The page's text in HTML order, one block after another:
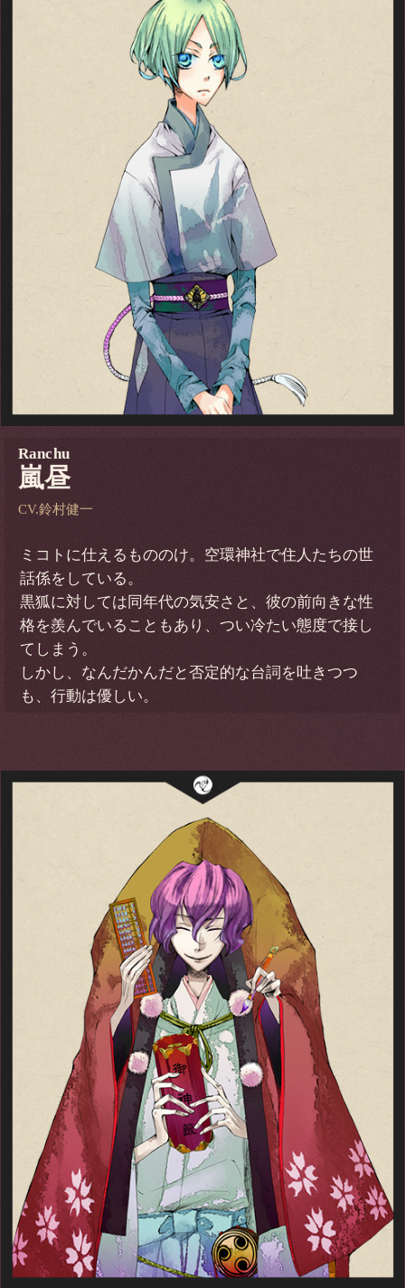
Ranchu
嵐昼
CV.鈴村健一
ミコトに仕えるもののけ。空環神社で住人たちの世
話係をしている。
黒狐に対しては同年代の気安さと、彼の前向きな性
格を羨んでいることもあり、つい冷たい態度で接し
てしまう。
しかし、なんだかんだと否定的な台詞を吐きつつ
も、行動は優しい。